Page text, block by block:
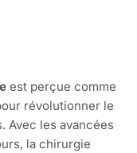
est perçue comme
révolutionner le
Avec les avancées
la chirurgie